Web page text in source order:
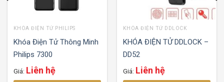
KHÓA ĐIỆN TỬ PHILIPS
Khóa Điện Tử Thông Minh
Philips 7300
Giá: Liên hệ
KHÓA ĐIỆN TỬ DDLOCK
KHÓA ĐIỆN TỬ DDLOCK –
DD52
Giá: Liên hệ